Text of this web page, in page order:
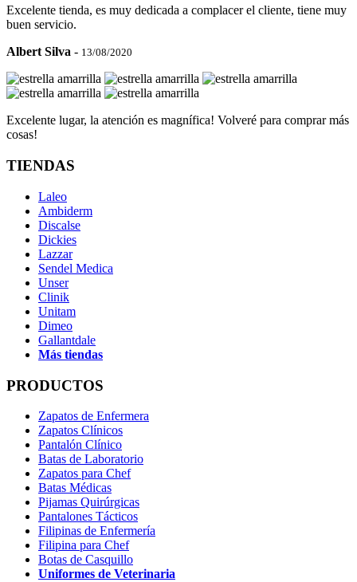
Excelente tienda, es muy dedicada a complacer el cliente, tiene muy
buen servicio.
Albert Silva - 13/08/2020
Excelente lugar, la atención es magnífica! Volveré para comprar más
cosas!
TIENDAS
Laleo
Ambiderm
Discalse
Dickies
Lazzar
Sendel Medica
Unser
Clinik
Unitam
Dimeo
Gallantdale
Más tiendas
PRODUCTOS
Zapatos de Enfermera
Zapatos Clínicos
Pantalón Clínico
Batas de Laboratorio
Zapatos para Chef
Batas Médicas
Pijamas Quirúrgicas
Pantalones Tácticos
Filipinas de Enfermería
Filipina para Chef
Botas de Casquillo
Uniformes de Veterinaria